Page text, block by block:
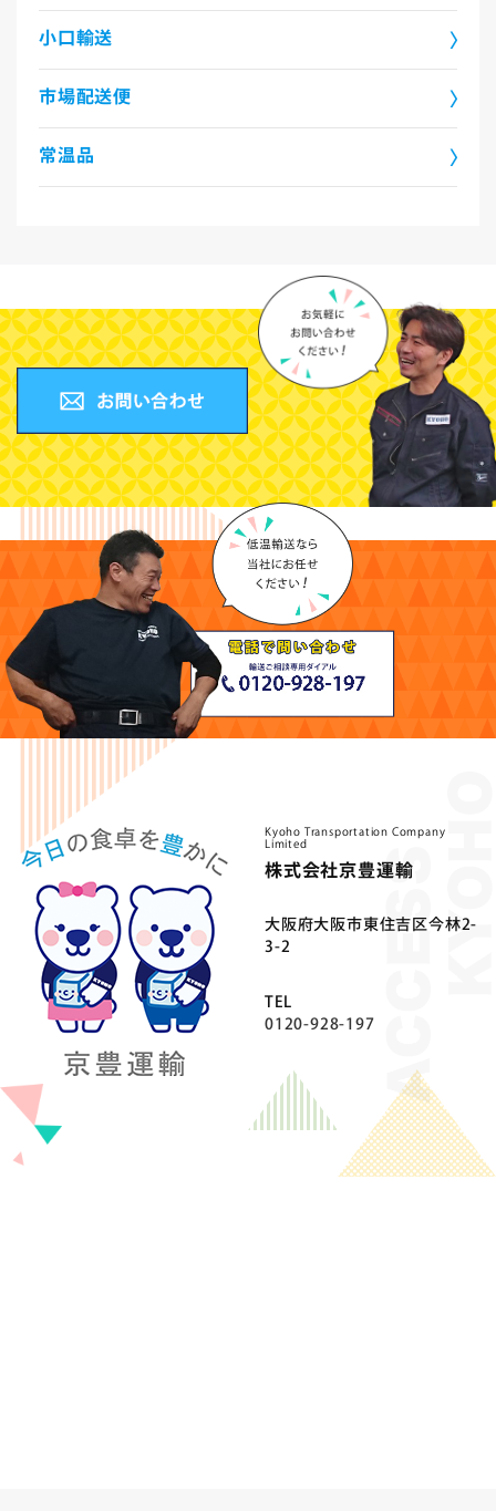
小口輸送
市場配送便
常温品
Kyoho Transportation Company
Limited
株式会社京豊運輸
⼤阪府⼤阪市東住吉区今林2-
3-2
TEL
0120-928-197